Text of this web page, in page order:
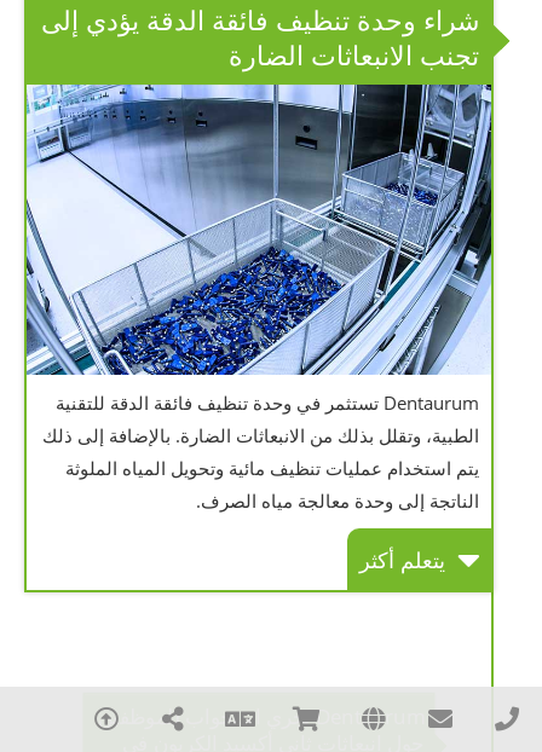
شراء وحدة تنظيف فائقة الدقة يؤدي إلى
تجنب الانبعاثات الضارة
Dentaurum تستثمر في وحدة تنظيف فائقة الدقة للتقنية
الطبية، وتقلل بذلك من الانبعاثات الضارة. بالإضافة إلى ذلك
يتم استخدام عمليات تنظيف مائية وتحويل المياه الملوثة
الناتجة إلى وحدة معالجة مياه الصرف.
يتعلم أكثر
Dentaurum تجري استجواب للموظفين